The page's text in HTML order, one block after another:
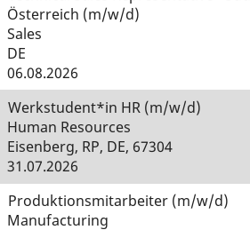
Österreich (m/w/d)
Sales
DE
06.08.2026
Werkstudent*in HR (m/w/d)
Human Resources
Eisenberg, RP, DE, 67304
31.07.2026
Produktionsmitarbeiter (m/w/d)
Manufacturing